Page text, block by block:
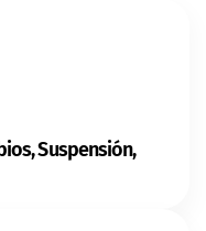
Suspensión,